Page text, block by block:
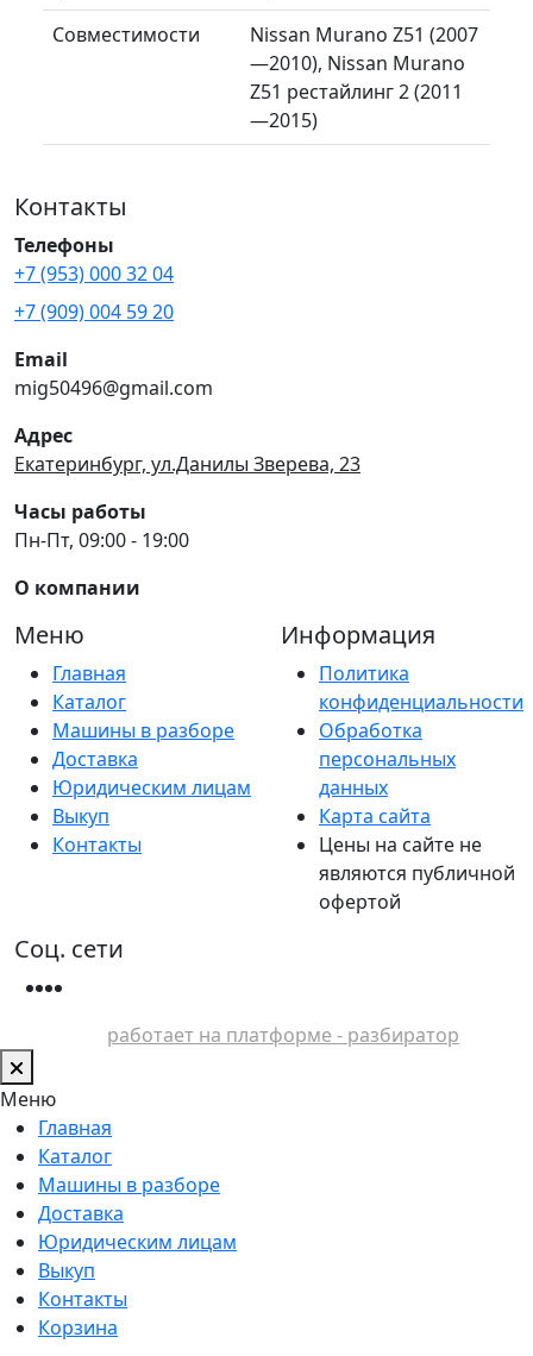
Совместимости
Nissan Murano Z51 (2007
—2010), Nissan Murano
Z51 рестайлинг 2 (2011
—2015)
Контакты
Телефоны
+7 (953) 000 32 04
+7 (909) 004 59 20
Email
mig50496@gmail.com
Адрес
Екатеринбург, ул.Данилы Зверева, 23
Часы работы
Пн-Пт, 09:00 - 19:00
О компании
Меню
Главная
Каталог
Машины в разборе
Доставка
Юридическим лицам
Выкуп
Контакты
Информация
Политика
конфиденциальности
Обработка
персональных
данных
Карта сайта
Цены на сайте не
являются публичной
офертой
Соц. сети
работает на платформе - разбиратор
Меню
Главная
Каталог
Машины в разборе
Доставка
Юридическим лицам
Выкуп
Контакты
Корзина